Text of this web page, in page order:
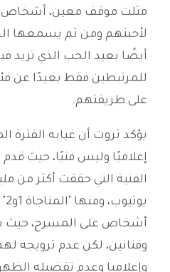
مثلت موقف معين، أشخاص
لأحبتهم ومن ثم يسمعها
أيضًا بعيد الحب الذي تزيد
للمرتبطين فقط بعيدًا عن
على طريقتهم.
يؤكد ثروت أن غيابه الفترة
إعلاميًا وليس فنيًا، حيث
الفنية التي حققت أكثر من
أشخاص على المسرح، حيث
وفنانين، لكن عدم ترويجه
وإعلاميا وعدم تفضيله